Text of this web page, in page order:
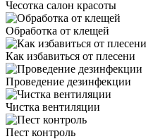
Чесотка салон красоты
Обработка от клещей
Как избавиться от плесени
Проведение дезинфекции
Чистка вентиляции
Пест контроль